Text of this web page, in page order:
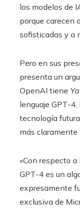
los modelos de
porque carecen
sofisticadas y a
Pero en sus
presenta un
OpenAI tiene Ya
lenguaje GPT-
tecnología
más claramente
«Con respecto
GPT-4 es un
expresamente
exclusiva de